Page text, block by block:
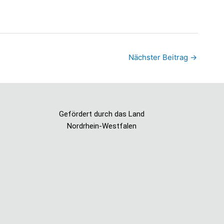
Nächster Beitrag →
Gefördert durch das Land
Nordrhein-Westfalen